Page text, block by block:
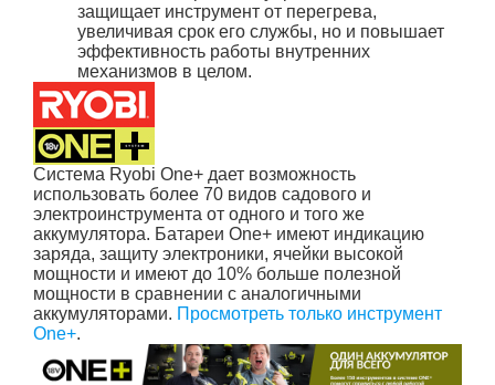
защищает инструмент от перегрева,
увеличивая срок его службы, но и повышает
эффективность работы внутренних
механизмов в целом.
Система Ryobi One+ дает возможность
использовать более 70 видов садового и
электроинструмента от одного и того же
аккумулятора. Батареи One+ имеют индикацию
заряда, защиту электроники, ячейки высокой
мощности и имеют до 10% больше полезной
мощности в сравнении с аналогичными
аккумуляторами. Просмотреть только инструмент
One+.